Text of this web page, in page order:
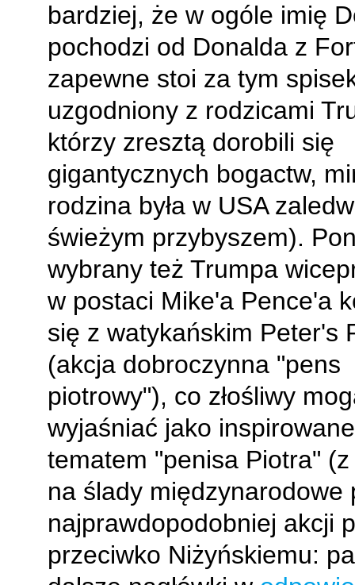
bardziej, że w ogóle imię
pochodzi od Donalda z
zapewne stoi za tym
uzgodniony z rodzicami
którzy zresztą dorobili się
gigantycznych bogactw,
rodzina była w USA
świeżym przybyszem).
wybrany też Trumpa
w postaci Mike'a Pence'a
się z watykańskim Peter's
(akcja dobroczynna "pens
piotrowy"), co złośliwy
wyjaśniać jako inspirowane
tematem "penisa Piotra"
na ślady międzynarodowe
najprawdopodobniej akcji
przeciwko Niżyńskiemu: